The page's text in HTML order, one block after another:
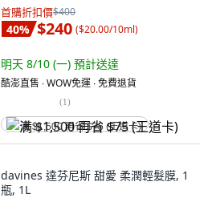
首購折扣價$400
40% $240 ($20.00/10ml)
明天 8/10 (一) 預計送達
酷澎直售 ∙ WOW免運 ∙ 免費退貨
(1)
满 $1,500 再省 $75 (王道卡)
davines 達芬尼斯 甜愛 柔潤輕髮膜, 1
瓶, 1L